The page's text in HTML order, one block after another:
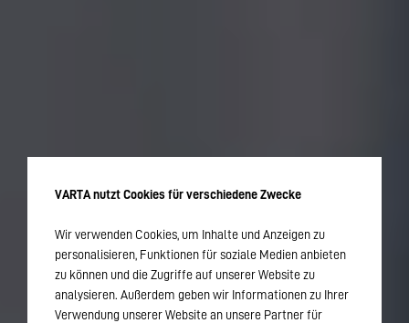
VARTA nutzt Cookies für verschiedene Zwecke
Wir verwenden Cookies, um Inhalte und Anzeigen zu
personalisieren, Funktionen für soziale Medien anbieten
zu können und die Zugriffe auf unserer Website zu
analysieren. Außerdem geben wir Informationen zu Ihrer
Verwendung unserer Website an unsere Partner für